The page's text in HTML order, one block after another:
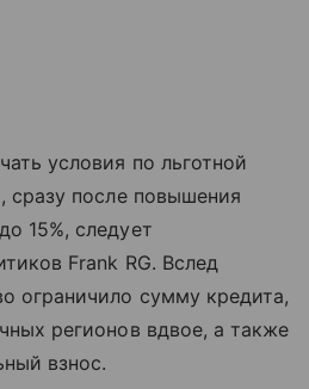
условия по льготной
сразу после повышения
15%, следует
Frank RG. Вслед
ограничило сумму кредита,
регионов вдвое, а также
взнос.